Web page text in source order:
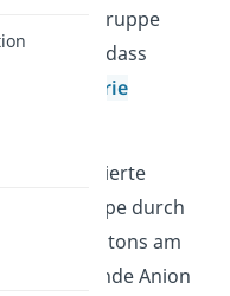
Ion der Gruppe
du fest, dass
Mesomerie
die polarisierte
durch
eines Protons am
entstehende Anion